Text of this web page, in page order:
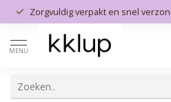
Zorgvuldig verpakt en snel
MENU